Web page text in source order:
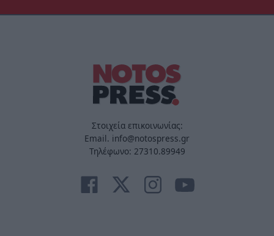
Στοιχεία επικοινωνίας:
Email. info@notospress.gr
Τηλέφωνο: 27310.89949